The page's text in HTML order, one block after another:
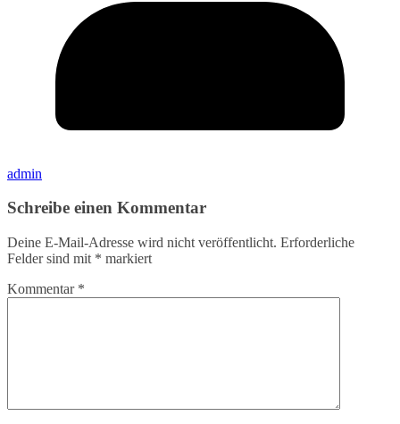
admin
Schreibe einen Kommentar
Deine E-Mail-Adresse wird nicht veröffentlicht. Erforderliche
Felder sind mit * markiert
Kommentar *